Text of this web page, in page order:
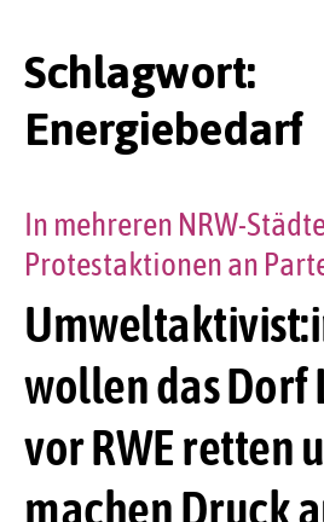
Schlagwort:
Energiebedarf
wollen das Dorf
vor RWE retten
machen Druck
In mehreren NRW-
Protestaktionen an